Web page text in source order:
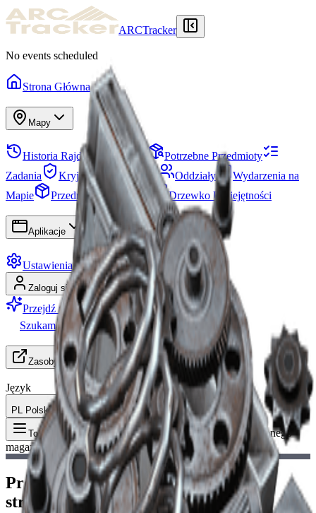
ARCTracker
No events scheduled
Strona Główna
Mapy
Historia Rajdów Skrytka
Potrzebne Przedmioty
Zadania
Kryjówka Projekty Oddziały
Wydarzenia na
Mapie
Przedmioty Sezony Drzewko Umiejętności
Aplikacje
Ustawienia
Zaloguj się Zarejestruj się
Przejdź na Premium
Szukam Grupy (LFG)
Zasoby
Język
PL Polski
Toggle Menu Przedmiot :Projekt rozszerzonego
magazynka strzelby II
Projekt rozszerzonego magazynka
strzelby II